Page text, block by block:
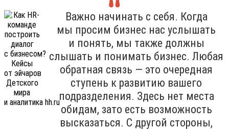
Важно начинать с себя. Когда
мы просим бизнес нас услышать
и понять, мы также должны
слышать и понимать бизнес. Любая
обратная связь — это очередная
ступень к развитию вашего
подразделения. Здесь нет места
обидам, зато есть возможность
высказаться. С другой стороны,